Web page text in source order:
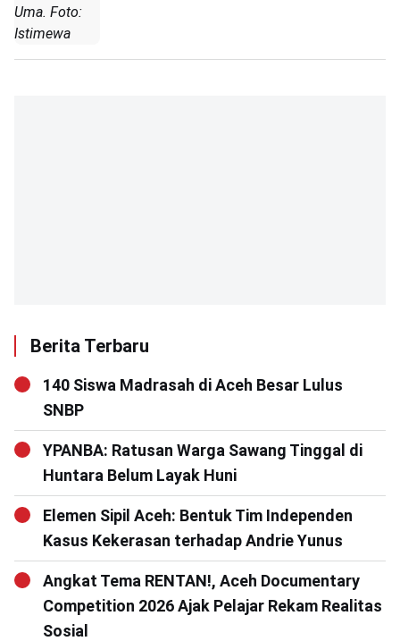
Uma. Foto:
Istimewa
Berita Terbaru
140 Siswa Madrasah di Aceh Besar Lulus
SNBP
YPANBA: Ratusan Warga Sawang Tinggal di
Huntara Belum Layak Huni
Elemen Sipil Aceh: Bentuk Tim Independen
Kasus Kekerasan terhadap Andrie Yunus
Angkat Tema RENTAN!, Aceh Documentary
Competition 2026 Ajak Pelajar Rekam Realitas
Sosial